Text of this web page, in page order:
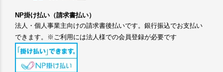
NP掛け払い（請求書払い）
法人・個人事業主向けの請求書後払いです。銀行振込でお支払い
できます。※ご利用には法人様での会員登録が必要です